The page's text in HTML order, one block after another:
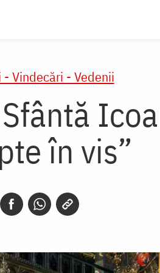
- Vindecări - Vedenii
în vis”